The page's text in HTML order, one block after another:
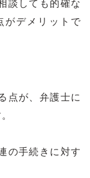
談しても的確な
がデメリットで
点が、弁護士に
の手続きに対す